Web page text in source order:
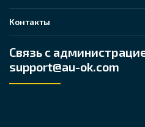
Контакты
Связь с
support@au-ok.com